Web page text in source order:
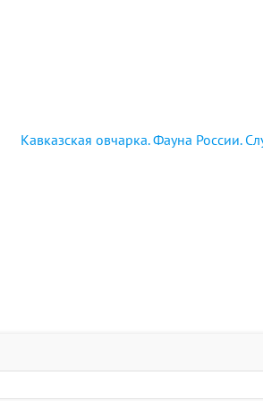
Кавказская овчарка. Фауна России.